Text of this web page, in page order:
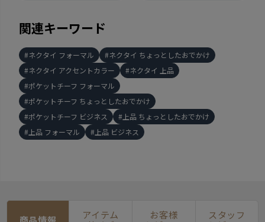
関連キーワード
ネクタイ フォーマル
ネクタイ ちょっとしたおでかけ
ネクタイ アクセントカラー
ネクタイ 上品
ポケットチーフ フォーマル
ポケットチーフ ちょっとしたおでかけ
ポケットチーフ ビジネス
上品 ちょっとしたおでかけ
上品 フォーマル
上品 ビジネス
アイテム お客様 スタッフ